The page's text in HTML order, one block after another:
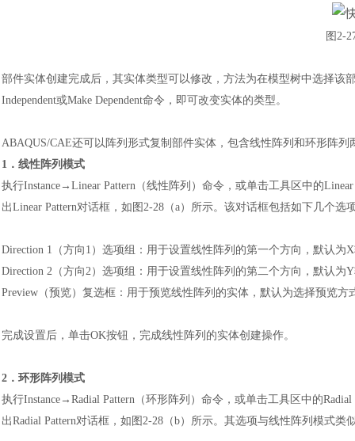
图 2-
部件实体创建完成后，其实体类型可以修改，方法为在模型树中选择该
Independent或Make Dependent命令，即可改变实体的类型。
ABAQUS/CAE还可以阵列形式复制部件实体，包含线性阵列和环形阵列
1．线性阵列模式
执行Instance→Linear Pattern（线性阵列）命令，或单击工具区中的
出Linear Pattern对话框，如图2-28（a）所示。该对话框包括如下几个选
Direction 1（方向1）选项组：用于设置线性阵列的第一个方向，默认为
Direction 2（方向2）选项组：用于设置线性阵列的第二个方向，默认为
Preview（预览）复选框：用于预览线性阵列的实体，默认为选择预览方
完成设置后，单击OK按钮，完成线性阵列的实体创建操作。
2．环形阵列模式
执行Instance→Radial Pattern（环形阵列）命令，或单击工具区中的
出Radial Pattern对话框，如图2-28（b）所示。其选项与线性阵列模式类